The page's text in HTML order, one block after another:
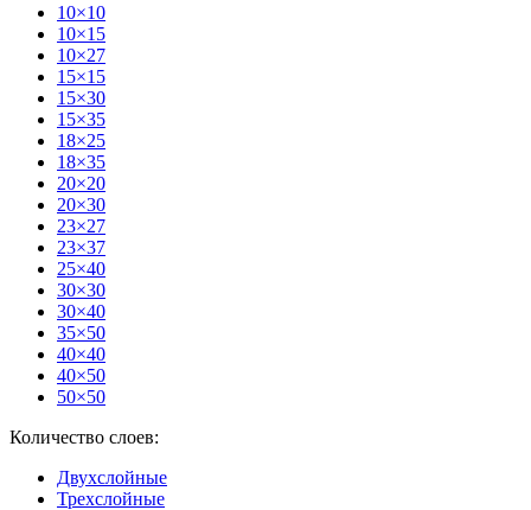
10×10
10×15
10×27
15×15
15×30
15×35
18×25
18×35
20×20
20×30
23×27
23×37
25×40
30×30
30×40
35×50
40×40
40×50
50×50
Количество слоев:
Двухслойные
Трехслойные